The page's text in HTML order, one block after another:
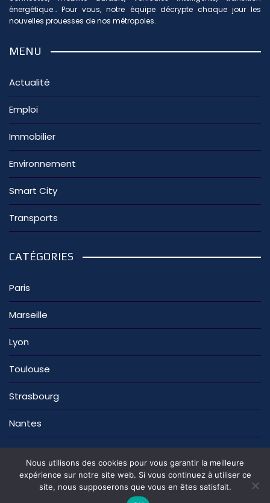
énergétique… Pour vous, notre équipe décrypte chaque jour les
nouvelles prouesses de nos métropoles.
MENU
Actualité
Emploi
Immobilier
Environnement
Smart City
Transports
CATÉGORIES
Paris
Marseille
Lyon
Toulouse
Strasbourg
Nantes
La rédaction Nous contacter
Mentions légales
Nous utilisons des cookies pour vous garantir la meilleure
expérience sur notre site web. Si vous continuez à utiliser ce
site, nous supposerons que vous en êtes satisfait.